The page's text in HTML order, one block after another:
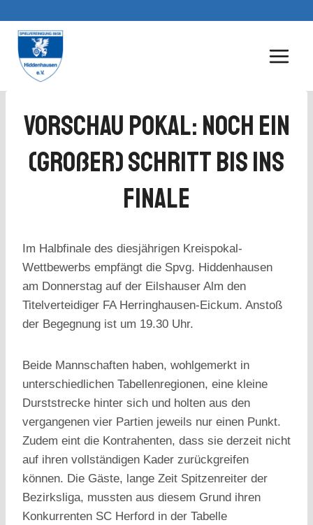
Inhalt
springen
Vorschau Pokal: Noch Ein
(großer) Schritt Bis Ins
Finale
Im Halbfinale des diesjährigen Kreispokal-
Wettbewerbs empfängt die Spvg. Hiddenhausen
am Donnerstag auf der Eilshauser Alm den
Titelverteidiger FA Herringhausen-Eickum. Anstoß
der Begegnung ist um 19.30 Uhr.
Beide Mannschaften haben, wohlgemerkt in
unterschiedlichen Tabellenregionen, eine kleine
Durststrecke hinter sich und holten aus den
vergangenen vier Partien jeweils nur einen Punkt.
Zudem eint die Kontrahenten, dass sie derzeit nicht
auf ihren vollständigen Kader zurückgreifen
können. Die Gäste, lange Zeit Spitzenreiter der
Bezirksliga, mussten aus diesem Grund ihren
Konkurrenten SC Herford in der Tabelle